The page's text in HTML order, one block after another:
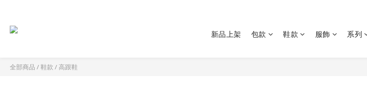
新品上架 包款 鞋款 服飾 系列
全部商品 /鞋款 /高跟鞋